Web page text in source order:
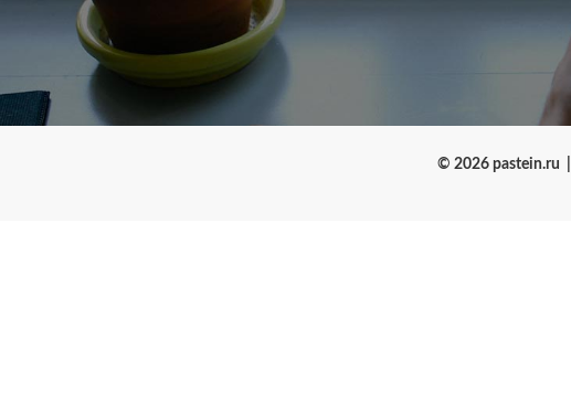
© 2026 pastein.ru |